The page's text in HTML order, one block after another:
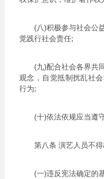
(八)积极参与社会公益
觉践行社会责任;
(九)配合社会各界共同
观念，自觉抵制扰乱社
行为;
(十)依法依规应当遵守
第八条 演艺人员不得
(一)违反宪法确定的基